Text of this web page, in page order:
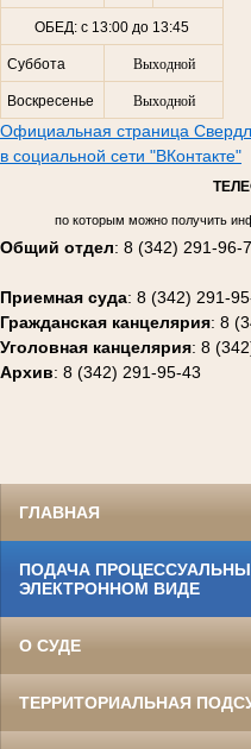
ОБЕД: с 13:00 до 13:45
Суббота Выходной
Воскресенье Выходной
Официальная страница
в социальной сети "ВКонтакте"
по которым можно получить
Общий отдел: 8 (342) 291-96-
Приемная суда: 8 (342) 291-
Гражданская канцелярия: 8
Уголовная канцелярия: 8
Архив: 8 (342) 291-95-43
ГЛАВНАЯ
ПОДАЧА
ЭЛЕКТРОННОМ ВИДЕ
О СУДЕ
ТЕРРИТОРИАЛЬНАЯ